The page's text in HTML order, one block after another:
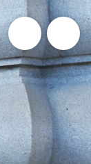
る YouTube